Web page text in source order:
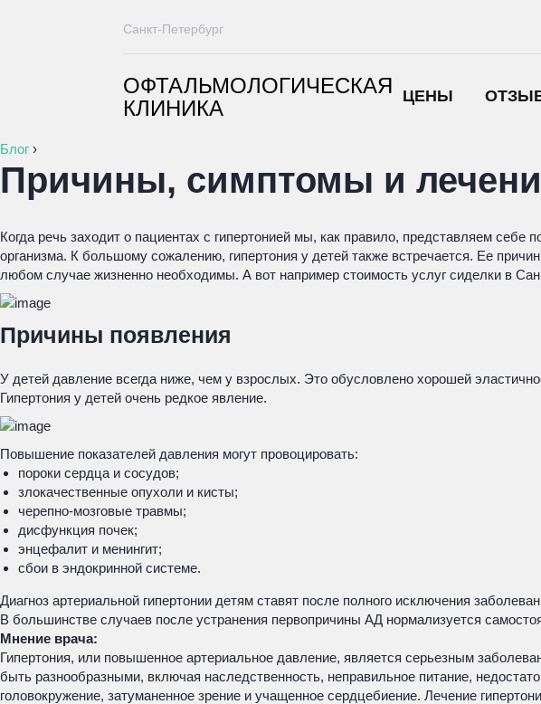
ОФТАЛЬМОЛОГИЧЕСКАЯ
КЛИНИКА
ЦЕНЫ
Санкт-Петербург
Блог ›
Причины, симптомы и
Когда речь заходит о пациентах с гипертонией мы, как правило, представляем
организма. К большому сожалению, гипертония у детей также встречается. Ее
любом случае жизненно необходимы. А вот например стоимость услуг сиделки в
Причины появления
У детей давление всегда ниже, чем у взрослых. Это обусловлено хорошей
Гипертония у детей очень редкое явление.
Повышение показателей давления могут провоцировать:
пороки сердца и сосудов;
злокачественные опухоли и кисты;
черепно-мозговые травмы;
дисфункция почек;
энцефалит и менингит;
сбои в эндокринной системе.
Диагноз артериальной гипертонии детям ставят после полного исключения
В большинстве случаев после устранения первопричины АД нормализуется
Мнение врача:
Гипертония, или повышенное артериальное давление, является серьезным
быть разнообразными, включая наследственность, неправильное питание,
головокружение, затуманенное зрение и учащенное сердцебиение. Лечение